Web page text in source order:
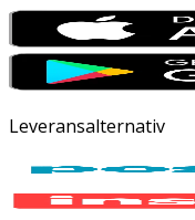
Leveransalternativ